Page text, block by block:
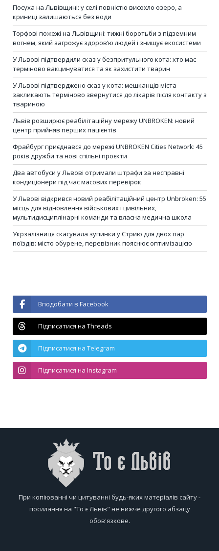
Посуха на Львівщині: у селі повністю висохло озеро, а
криниці залишаються без води
Торфові пожежі на Львівщині: тижні боротьби з підземним
вогнем, який загрожує здоров’ю людей і знищує екосистеми
У Львові підтвердили сказ у безпритульного кота: хто має
терміново вакцинуватися та як захистити тварин
У Львові підтверджено сказ у кота: мешканців міста
закликають терміново звернутися до лікарів після контакту з
твариною
Львів розширює реабілітаційну мережу UNBROKEN: новий
центр прийняв перших пацієнтів
Фрайбург приєднався до мережі UNBROKEN Cities Network: 45
років дружби та нові спільні проєкти
Два автобуси у Львові отримали штрафи за несправні
кондиціонери під час масових перевірок
У Львові відкрився новий реабілітаційний центр Unbroken: 55
місць для відновлення військових і цивільних,
мультидисциплінарні команди та власна медична школа
Укрзалізниця скасувала зупинки у Стрию для двох пар
поїздів: місто обурене, перевізник пояснює оптимізацією
Вподобати в Facebook
Підписатися на Threads
Підписатися на Telegram
Підписатися на Instagram
При копіюванні чи цитуванні будь-яких матеріалів сайту -
посилання на "То є Львів" не нижче другого абзацу
обов'язкове.